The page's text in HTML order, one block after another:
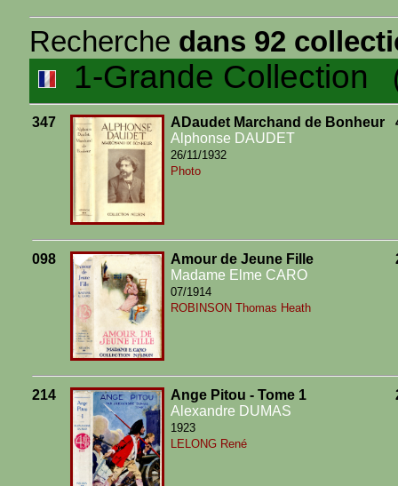
Recherche dans 92
1-Grande Collection
347
ADaudet Marchand de Bonheur
Alphonse DAUDET
26/11/1932
Photo
098
Amour de Jeune Fille
Madame Elme CARO
07/1914
ROBINSON Thomas Heath
214
Ange Pitou - Tome 1
Alexandre DUMAS
1923
LELONG René